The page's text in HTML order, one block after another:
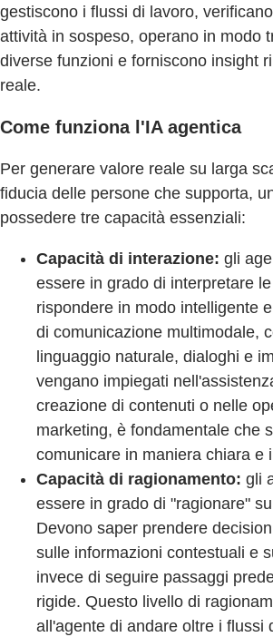
gestiscono i flussi di lavoro,
attività in sospeso, operano in modo
diverse funzioni e forniscono insight
reale.
Come funziona l'IA agentica
Per generare valore reale su larga
fiducia delle persone che supporta,
possedere tre capacità essenziali:
Capacità di interazione: gli
essere in grado di interpretare
rispondere in modo intelligente
di comunicazione multimodale,
linguaggio naturale, dialoghi e
vengano impiegati
creazione di contenuti o nelle
marketing, è fondamentale che
comunicare in maniera chiara e
Capacità di ragionamento: gli
essere in grado di "ragionare"
Devono saper prendere
sulle informazioni contestuali e
invece di seguire passaggi
rigide. Questo livello di
all'agente di andare oltre i flussi